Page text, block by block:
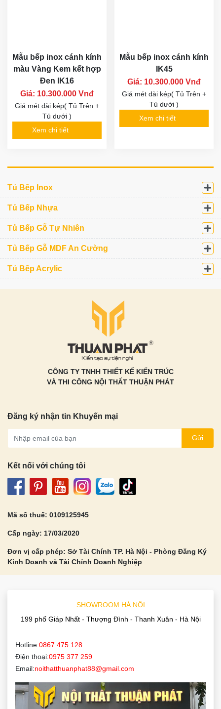
Mẫu bếp inox cánh kính
màu Vàng Kem kết hợp
Đen IK16
Giá: 10.300.000 Vnđ
Giá mét dài kép( Tủ Trên +
Tủ dưới )
Xem chi tiết
Mẫu bếp inox cánh kính
IK45
Giá: 10.300.000 Vnđ
Giá mét dài kép( Tủ Trên +
Tủ dưới )
Xem chi tiết
Tủ Bếp Inox
Tủ Bếp Nhựa
Tủ Bếp Gỗ Tự Nhiên
Tủ Bếp Gỗ MDF An Cường
Tủ Bếp Acrylic
CÔNG TY TNHH THIẾT KẾ KIẾN TRÚC
VÀ THI CÔNG NỘI THẤT THUẬN PHÁT
Đăng ký nhận tin Khuyến mại
Gửi
Kết nối với chúng tôi
Mã số thuế: 0109125945
Cấp ngày: 17/03/2020
Đơn vị cấp phép: Sở Tài Chính TP. Hà Nội - Phòng Đăng Ký
Kinh Doanh và Tài Chính Doanh Nghiệp
SHOWROOM HÀ NỘI
199 phố Giáp Nhất - Thượng Đình - Thanh Xuân - Hà Nội
Hotline:0867 475 128
Điện thoại:0975 377 259
Email:noithatthuanphat88@gmail.com